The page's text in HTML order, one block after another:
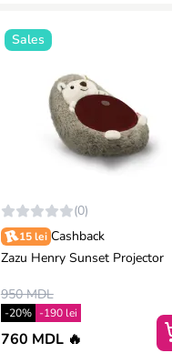
Sales
(0)
15 lei Cashback
Zazu Henry Sunset Projector
950 MDL
-20% -190 lei
760 MDL 🔥